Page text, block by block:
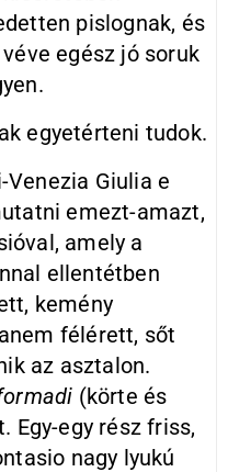
pislognak, és
egész jó soruk
egyetérteni tudok.
Giulia e
emezt-amazt,
amely a
ellentétben
kemény
félérett, sőt
az asztalon.
(körte és
Egy-egy rész friss,
nagy lyukú